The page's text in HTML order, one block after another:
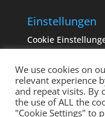
Einstellungen
Cookie
We use cookies on
relevant experience
and repeat visits. By
the use of ALL the
"Cookie Settings" to